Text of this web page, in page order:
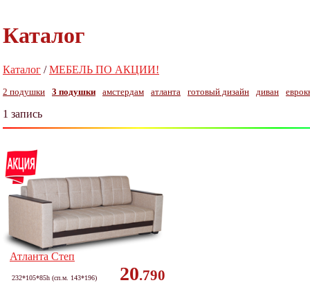
Каталог
Каталог /МЕБЕЛЬ ПО АКЦИИ!
2 подушки 3 подушки амстердам атланта готовый дизайн диван
1 запись
Атланта Степ
232*105*85h (сп.м. 143*196) 20.790